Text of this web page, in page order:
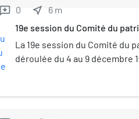
reviews 0 near_me 6 m
19e session du Comité du
La 19e session du Comité du
déroulée du 4 au 9 décembre
naturel ont été désignés